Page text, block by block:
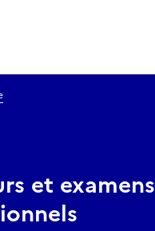
et examens